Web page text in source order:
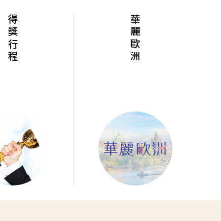
得獎行程 華麗歐洲